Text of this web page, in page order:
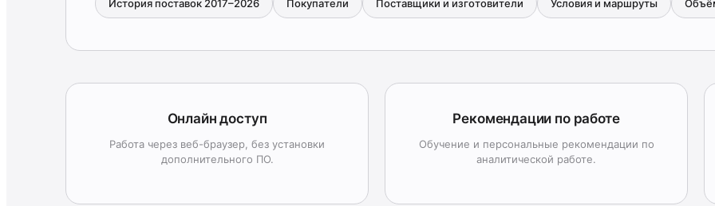
История поставок 2017–2026 Покупатели Поставщики и изготовители Условия и маршруты
Онлайн доступ
Работа через веб-браузер, без установки
дополнительного ПО.
Рекомендации по работе
Обучение и персональные рекомендации по
аналитической работе.